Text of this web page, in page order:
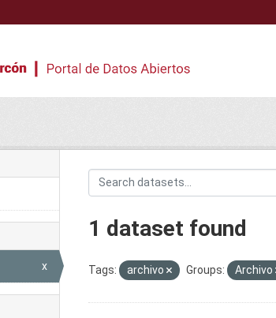
x
1 dataset found
Tags: archivo Groups: Archivo